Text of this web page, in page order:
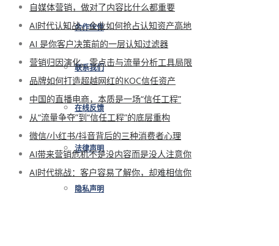
合作伙伴
联系我们
在线反馈
法律声明
隐私声明
自媒体营销，做对了内容比什么都重要
AI时代认知战，企业如何抢占认知资产高地
AI 是你客户决策前的一层认知过滤器
营销归因演化、零点击与流量分析工具局限
品牌如何打造超越网红的KOC信任资产
中国的直播电商，本质是一场“信任工程”
从“流量争夺”到“信任工程”的底层重构
微信/小红书/抖音背后的三种消费者心理
AI带来营销危机不是没内容而是没人注意你
AI时代挑战：客户容易了解你，却难相信你